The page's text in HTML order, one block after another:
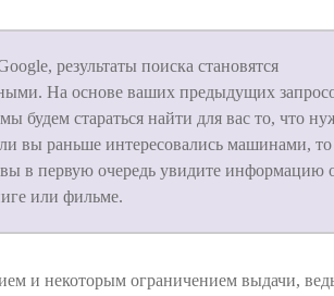
результаты поиска становятся
На основе ваших предыдущих
будем стараться найти для вас то, что
вы раньше интересовались машинами,
вы в первую очередь увидите информацию
или фильме.
и некоторым ограничением выдачи,